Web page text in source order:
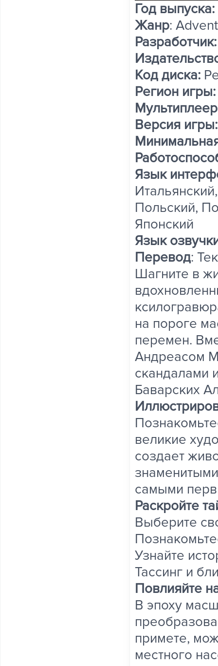
Год выпуска:
Жанр:
Разработчик:
Код диска:
Регион
Мультиплеер
Версия игры:
Язык
Польский,
Японский
Язык
Перевод:
Шагните в
на пороге
перемен.
Андреасом
скандалами
Баварских
великие
создает
самыми
Раскройте
Выберите
Узнайте
Тассинг и
Повлияйте
В эпоху
примете,
местного